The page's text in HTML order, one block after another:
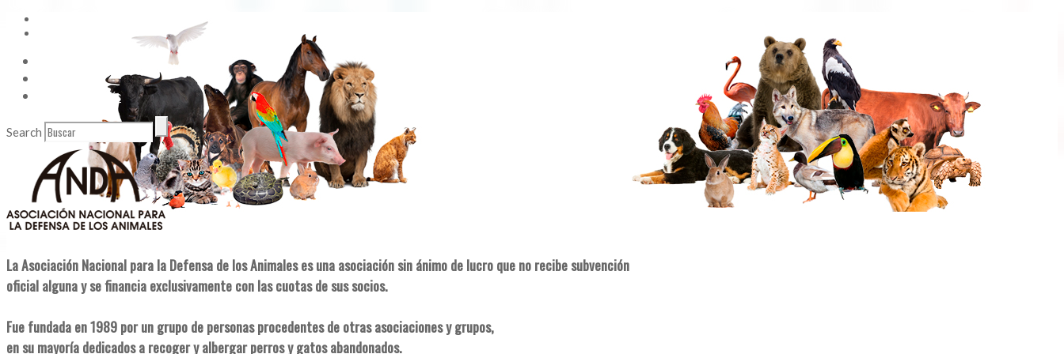
Enlaces de Interés
Search
La Asociación Nacional para la Defensa de los Animales es una asociación sin ánimo de lucro que no recibe subvención
oficial alguna y se financia exclusivamente con las cuotas de sus socios.
Fue fundada en 1989 por un grupo de personas procedentes de otras asociaciones y grupos,
en su mayoría dedicados a recoger y albergar perros y gatos abandonados.